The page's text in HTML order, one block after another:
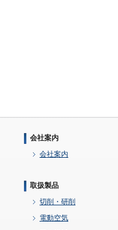
会社案内
会社案内
取扱製品
切削・研削
電動空気